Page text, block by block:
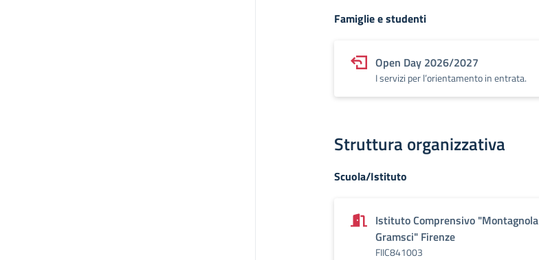
Famiglie e studenti
Open Day 2026/2027
I servizi per l’orientamento in entrata.
Struttura organizzativa
Scuola/Istituto
Istituto Comprensivo "Montagnola
Gramsci" Firenze
FIIC841003